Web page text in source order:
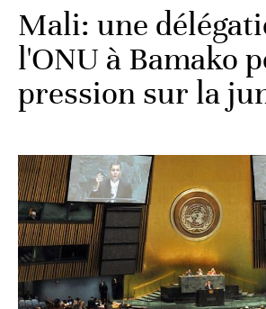
Mali: une
l'ONU à Bamako
pression sur la